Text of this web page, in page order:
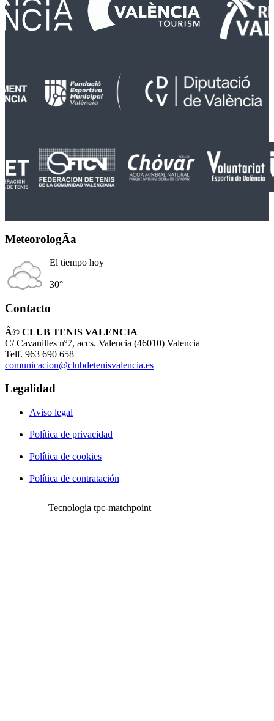
MeteorologÃ­a
El tiempo hoy
30°
Contacto
Â© CLUB TENIS VALENCIA
C/ Cavanilles nº7, accs. Valencia (46010) Valencia
Telf. 963 690 658
comunicacion@clubdetenisvalencia.es
Legalidad
Aviso legal
Política de privacidad
Política de cookies
Política de contratación
Tecnologia tpc-matchpoint